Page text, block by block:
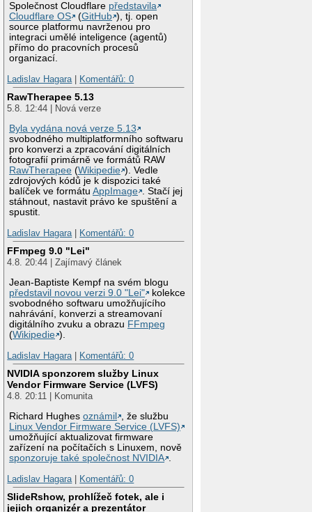
Společnost Cloudflare představila
Cloudflare OS
(GitHub ), tj. open
source platformu navrženou pro
integraci umělé inteligence (agentů)
přímo do pracovních procesů
organizací.
Ladislav Hagara
Komentářů: 0
RawTherapee 5.13
5.8. 12:44 | Nová verze
Byla vydána nová verze 5.13
svobodného multiplatformního softwaru
pro konverzi a zpracování digitálních
fotografií primárně ve formátů RAW
RawTherapee (Wikipedie ). Vedle
zdrojových kódů je k dispozici také
balíček ve formátuAppImage . Stačí jej
stáhnout, nastavit právo ke spuštění a
spustit.
Ladislav Hagara
Komentářů: 0
FFmpeg 9.0 "Lei"
4.8. 20:44 | Zajímavý článek
Jean-Baptiste Kempf na svém blogu
představil novou verzi 9.0 "Lei"
kolekce
svobodného softwaru umožňujícího
nahrávání, konverzi a streamovaní
digitálního zvuku a obrazu FFmpeg
(Wikipedie ).
Ladislav Hagara
Komentářů: 0
NVIDIA sponzorem služby Linux
Vendor Firmware Service (LVFS)
4.8. 20:11 | Komunita
Richard Hughesoznámil
, že službu
Linux Vendor Firmware Service (LVFS)
umožňující aktualizovat firmware
zařízení na počítačích s Linuxem, nově
sponzoruje také společnost NVIDIA .
Ladislav Hagara | Komentářů: 0
SlideRshow, prohlížeč fotek, ale i
jejich organizér a prezentátor